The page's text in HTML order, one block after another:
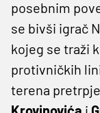
posebnim
se bivši igrač
kojeg se traži
protivničkih
terena